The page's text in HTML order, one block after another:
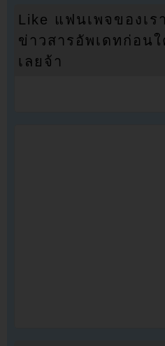
Like แฟนเพจของเร
ข่าวสารอัพเดทก่อน
เลยจ้า